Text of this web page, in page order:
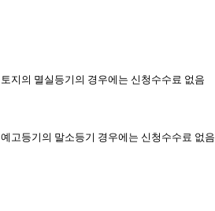
토지의 멸실등기의 경우에는 신청수수료 없음
예고등기의 말소등기 경우에는 신청수수료 없음